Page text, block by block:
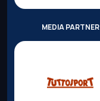
MEDIA PARTNER